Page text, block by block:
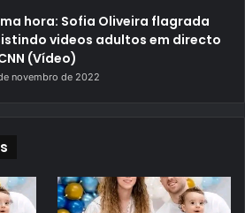
hora: Sofia Oliveira flagrada
videos adultos em directo
(Vídeo)
novembro de 2022